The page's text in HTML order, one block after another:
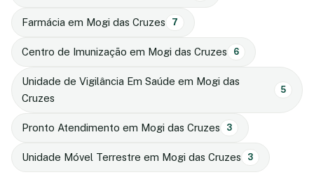
Farmácia em Mogi das Cruzes 7
Centro de Imunização em Mogi das Cruzes 6
Unidade de Vigilância Em Saúde em Mogi das
Cruzes
5
Pronto Atendimento em Mogi das Cruzes 3
Unidade Móvel Terrestre em Mogi das Cruzes 3